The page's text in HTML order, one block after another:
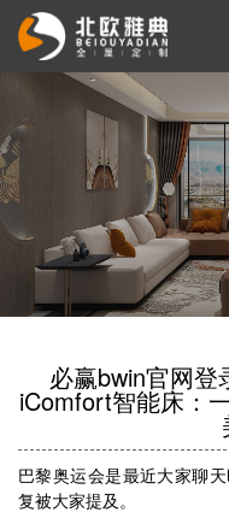
必赢bwin官网
iComfort智能床：
巴黎奥运会是最近大家聊
复被大家提及。